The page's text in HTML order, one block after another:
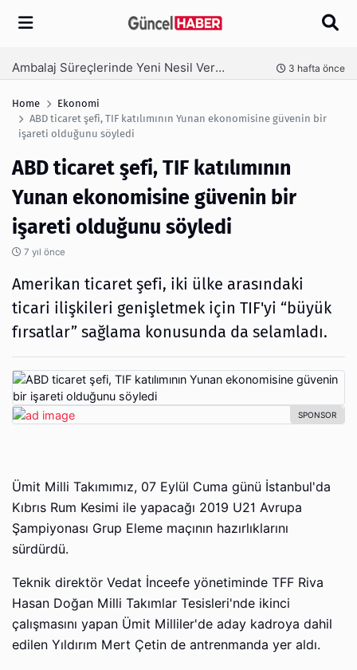
Arama
Ambalaj Süreçlerinde Yeni Nesil Verimliliği Olimpack ile Yakalayın 3 hafta önce
Home
Ekonomi
ABD ticaret şefi, TIF katılımının Yunan ekonomisine güvenin bir
işareti olduğunu söyledi
ABD ticaret şefi, TIF katılımının
Yunan ekonomisine güvenin bir
işareti olduğunu söyledi
7 yıl önce
Amerikan ticaret şefi, iki ülke arasındaki
ticari ilişkileri genişletmek için TIF'yi “büyük
fırsatlar” sağlama konusunda da selamladı.
Ümit Milli Takımımız, 07 Eylül Cuma günü İstanbul'da
Kıbrıs Rum Kesimi ile yapacağı 2019 U21 Avrupa
Şampiyonası Grup Eleme maçının hazırlıklarını
sürdürdü.
Teknik direktör Vedat İnceefe yönetiminde TFF Riva
Hasan Doğan Milli Takımlar Tesisleri'nde ikinci
çalışmasını yapan Ümit Milliler'de aday kadroya dahil
edilen Yıldırım Mert Çetin de antrenmanda yer aldı.